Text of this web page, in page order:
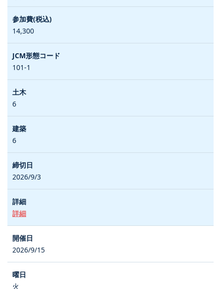
14,300
101-1
6
6
2026/9/3
詳細
2026/9/15
火